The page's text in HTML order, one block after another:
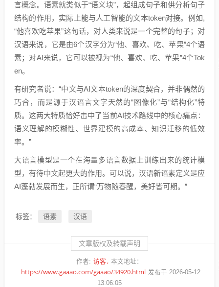
言概念。语素就类似于“语义块”，起组成句子和供分析句子
结构的作用，实际上能与人工智能的文本token对接。例如,
“他喜欢吃苹果”这句话，对人类来说是一个完整的句子；对
汉语来说，它是由6个汉字分为“他、喜欢、吃、苹果”4个语
素；对AI来说，它可以被视为“他、喜欢、吃、苹果”4个Tok
en。
有研究者说：“中文与AI文本token的深度契合，并非偶然的
巧合，而是源于汉语言文字天然的“图像化”与“结构化”特
质。这两大特质恰好击中了当前AI技术路线中的核心痛点：
语义理解的模糊性、世界建模的高成本、知识迁移的低效
率。”
大语言模型是一个在海量多语言数据上训练出来的统计模
型，有待中文起更大的作用。可以说，汉语新语素定义是应
AI蓬勃发展而生，正所谓“万物随春醒，美好皆可期。”
标签： 语素 汉语
文章版权及转载声明
作者: 访客 本文地址：
https://www.gaaao.com/gaaao/34920.html 发布于 2026-05-12
13:06:05